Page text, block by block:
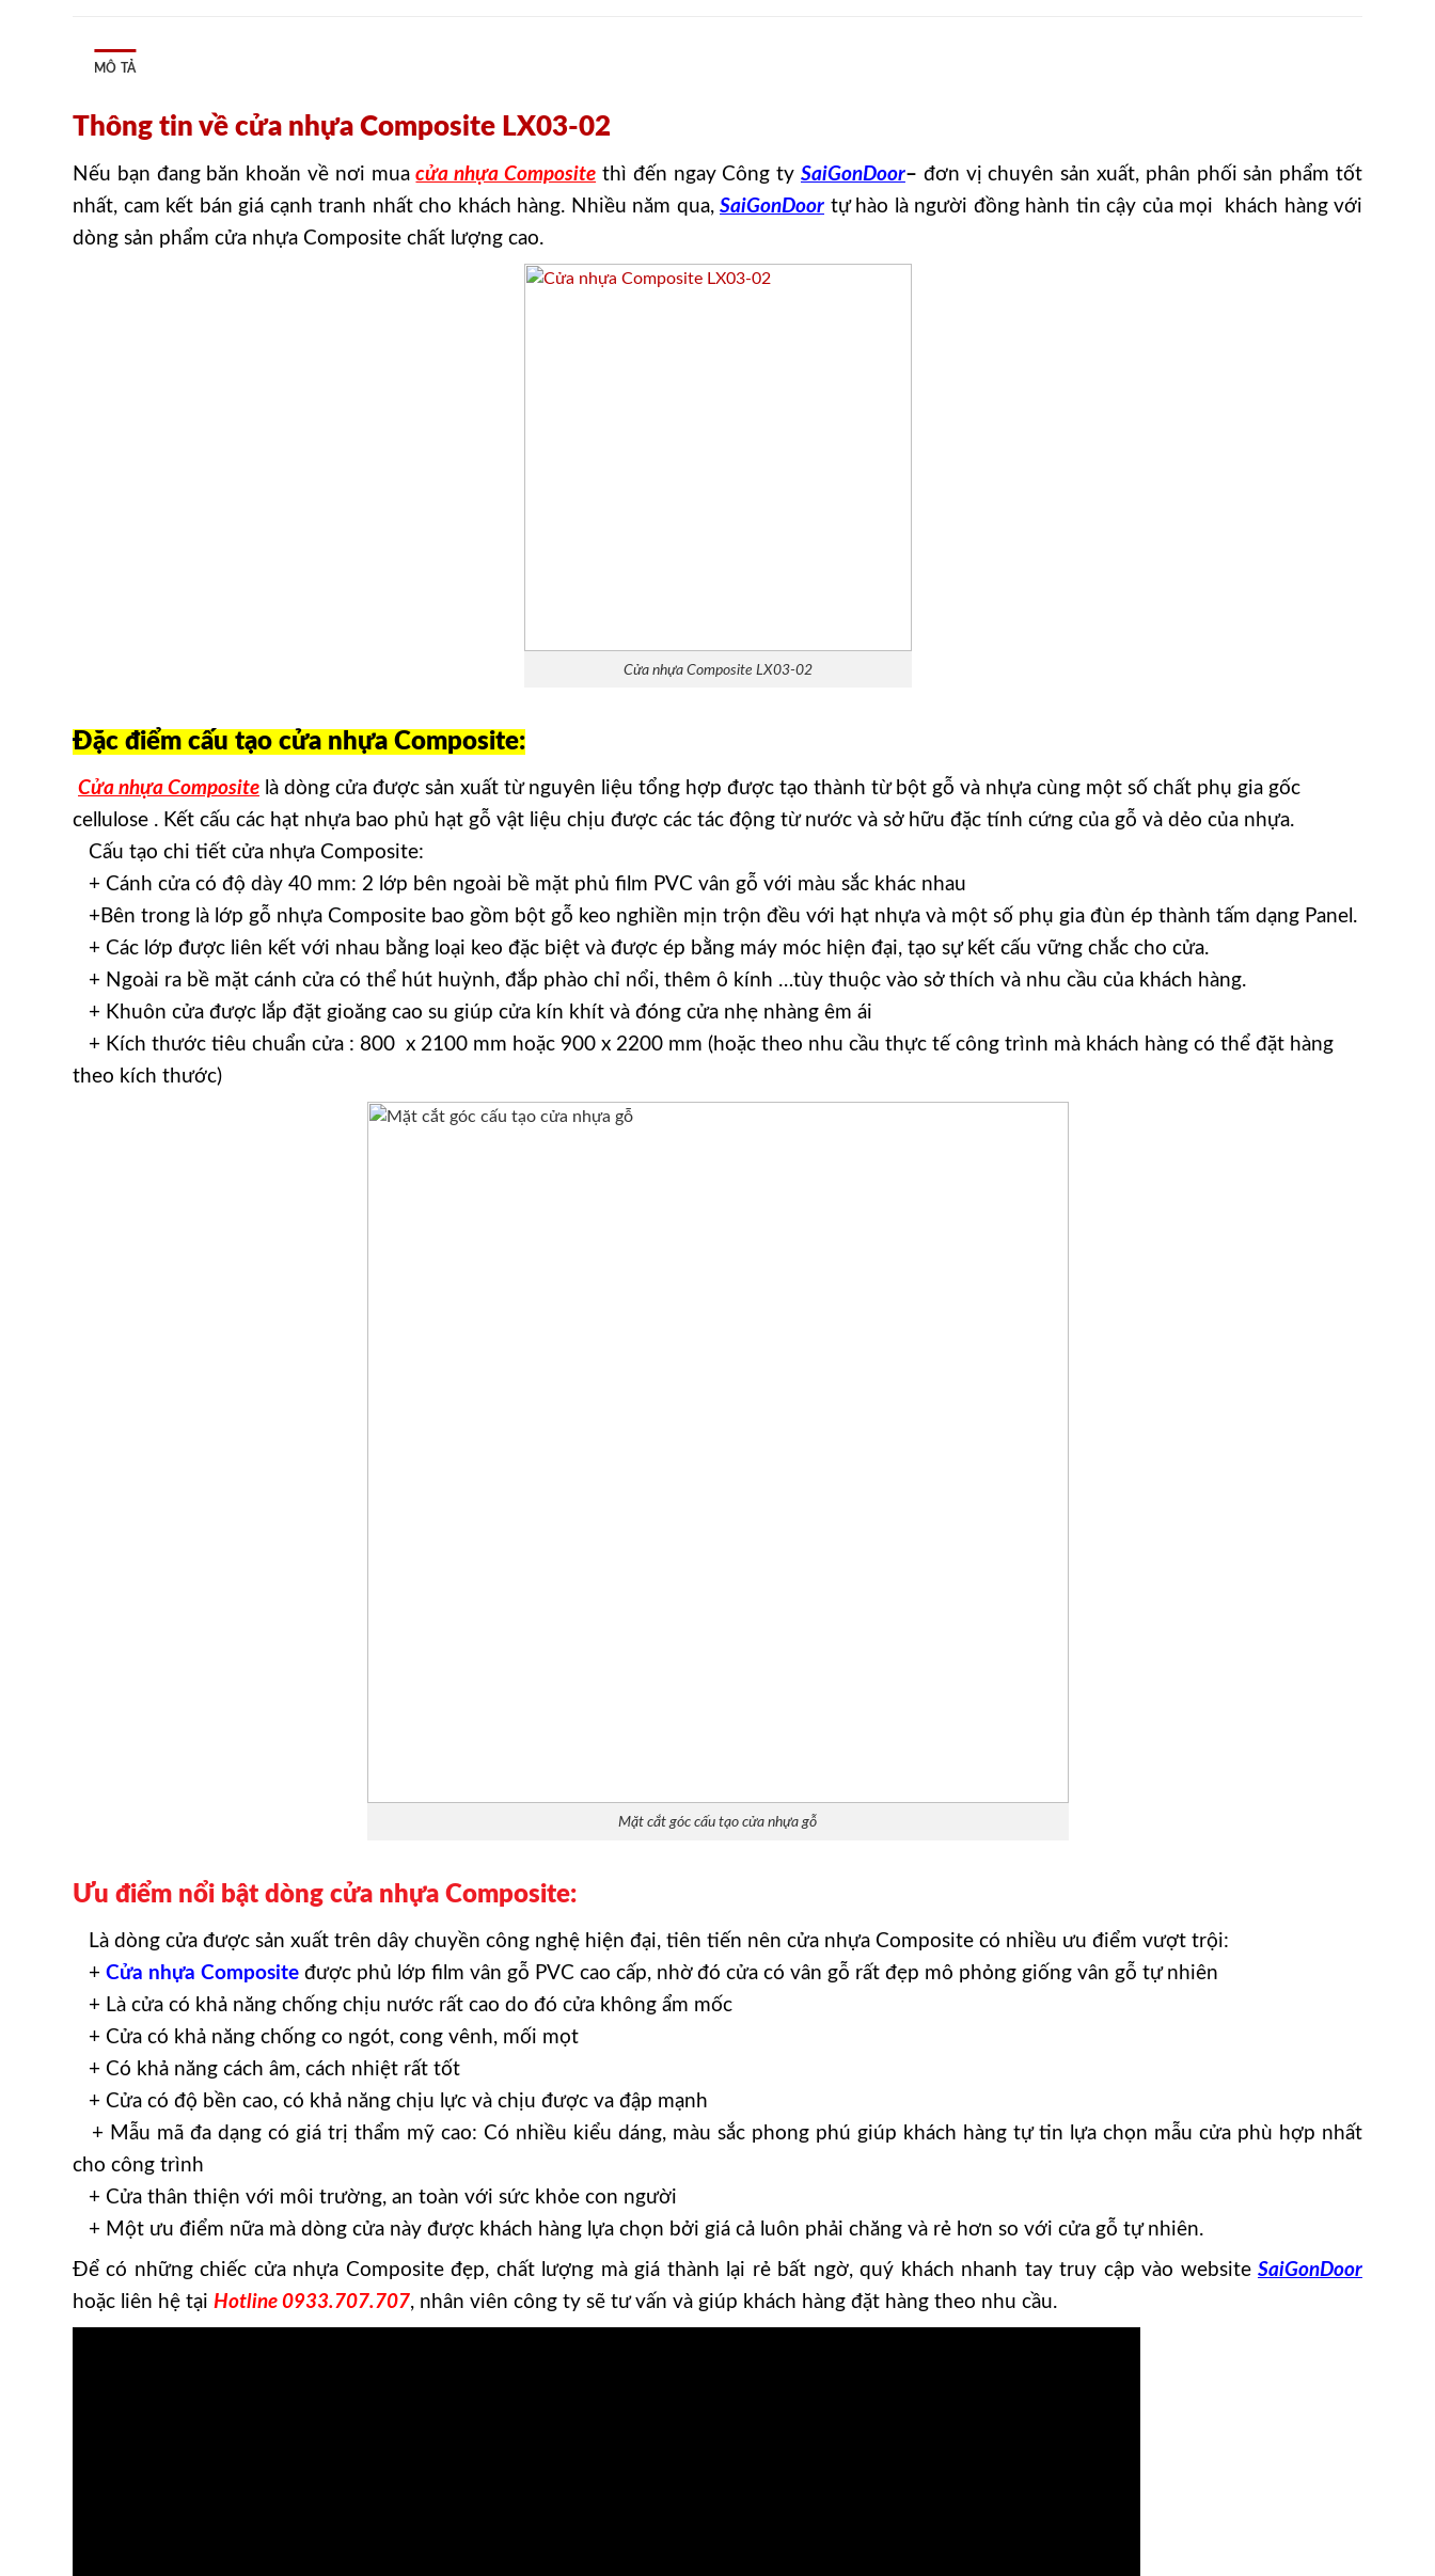
MÔ TẢ
Thông tin về cửa nhựa Composite LX03-02
Nếu bạn đang băn khoăn về nơi muacửa nhựa Composite thì đến ngay Công ty SaiGonDoor– đơn vị chuyên sản xuất, phân phối sản phẩm tốt
nhất, cam kết bán giá cạnh tranh nhất cho khách hàng. Nhiều năm qua, SaiGonDoor tự hào là người đồng hành tin cậy của mọi khách hàng với
dòng sản phẩm cửa nhựa Composite chất lượng cao.
Cửa nhựa Composite LX03-02
Đặc điểm cấu tạo cửa nhựa Composite:
Cửa nhựa Composite là dòng cửa được sản xuất từ nguyên liệu tổng hợp được tạo thành từ bột gỗ và nhựa cùng một số chất phụ gia gốc
cellulose . Kết cấu các hạt nhựa bao phủ hạt gỗ vật liệu chịu được các tác động từ nước và sở hữu đặc tính cứng của gỗ và dẻo của nhựa.
Cấu tạo chi tiết cửa nhựa Composite:
+ Cánh cửa có độ dày 40 mm: 2 lớp bên ngoài bề mặt phủ film PVC vân gỗ với màu sắc khác nhau
+Bên trong là lớp gỗ nhựa Composite bao gồm bột gỗ keo nghiền mịn trộn đều với hạt nhựa và một số phụ gia đùn ép thành tấm dạng Panel.
+ Các lớp được liên kết với nhau bằng loại keo đặc biệt và được ép bằng máy móc hiện đại, tạo sự kết cấu vững chắc cho cửa.
+ Ngoài ra bề mặt cánh cửa có thể hút huỳnh, đắp phào chỉ nổi, thêm ô kính …tùy thuộc vào sở thích và nhu cầu của khách hàng.
+ Khuôn cửa được lắp đặt gioăng cao su giúp cửa kín khít và đóng cửa nhẹ nhàng êm ái
+ Kích thước tiêu chuẩn cửa : 800 x 2100 mm hoặc 900 x 2200 mm (hoặc theo nhu cầu thực tế công trình mà khách hàng có thể đặt hàng
theo kích thước)
Mặt cắt góc cấu tạo cửa nhựa gỗ
Ưu điểm nổi bật dòng cửa nhựa Composite:
Là dòng cửa được sản xuất trên dây chuyền công nghệ hiện đại, tiên tiến nên cửa nhựa Composite có nhiều ưu điểm vượt trội:
+ Cửa nhựa Composite được phủ lớp film vân gỗ PVC cao cấp, nhờ đó cửa có vân gỗ rất đẹp mô phỏng giống vân gỗ tự nhiên
+ Là cửa có khả năng chống chịu nước rất cao do đó cửa không ẩm mốc
+ Cửa có khả năng chống co ngót, cong vênh, mối mọt
+ Có khả năng cách âm, cách nhiệt rất tốt
+ Cửa có độ bền cao, có khả năng chịu lực và chịu được va đập mạnh
+ Mẫu mã đa dạng có giá trị thẩm mỹ cao: Có nhiều kiểu dáng, màu sắc phong phú giúp khách hàng tự tin lựa chọn mẫu cửa phù hợp nhất
cho công trình
+ Cửa thân thiện với môi trường, an toàn với sức khỏe con người
+ Một ưu điểm nữa mà dòng cửa này được khách hàng lựa chọn bởi giá cả luôn phải chăng và rẻ hơn so với cửa gỗ tự nhiên.
Để có những chiếc cửa nhựa Composite đẹp, chất lượng mà giá thành lại rẻ bất ngờ, quý khách nhanh tay truy cập vào website SaiGonDoor
hoặc liên hệ tại Hotline 0933.707.707, nhân viên công ty sẽ tư vấn và giúp khách hàng đặt hàng theo nhu cầu.